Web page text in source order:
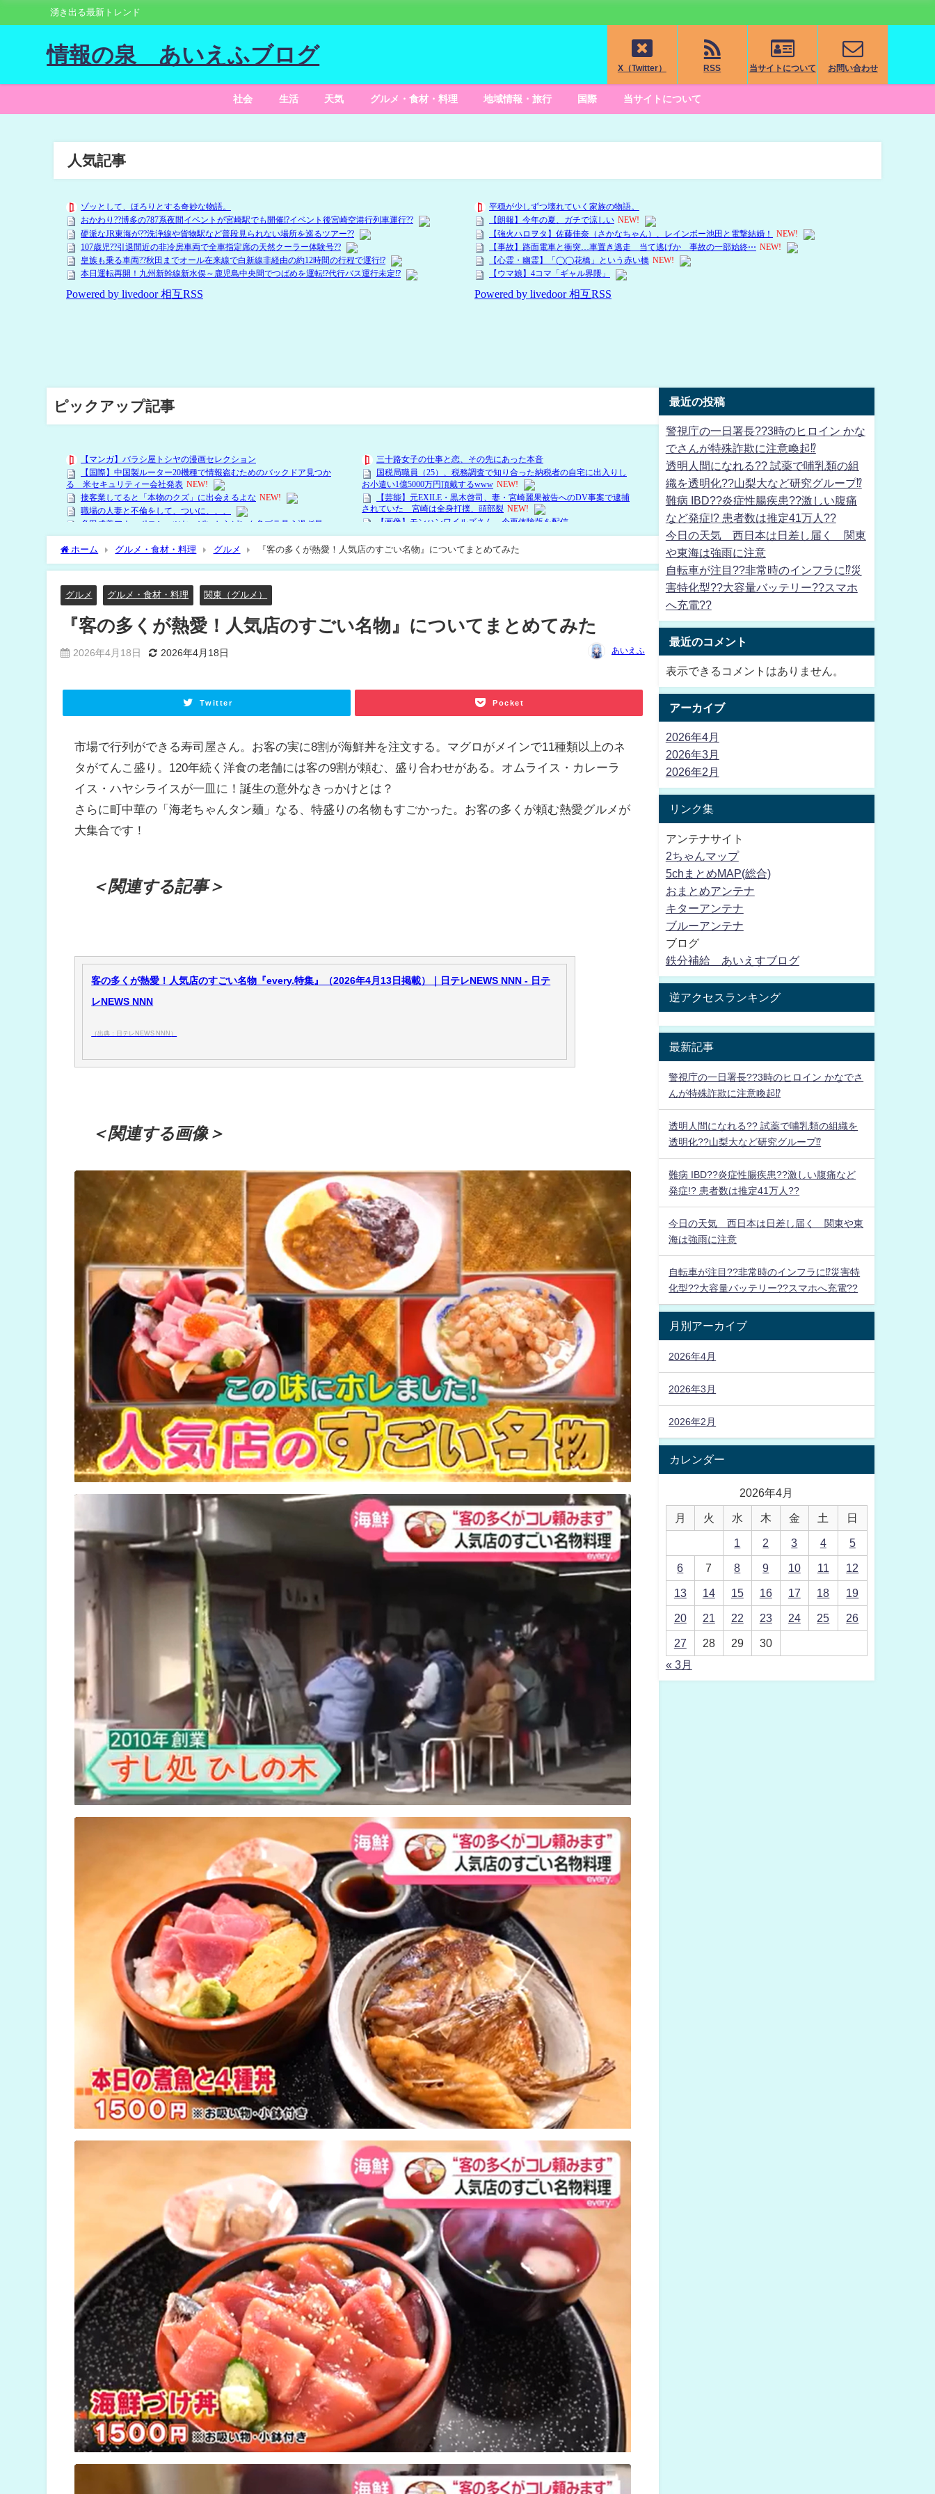
湧き出る最新トレンド
情報の泉 あいえふブログ
X（Twitter） RSS 当サイトについて お問い合わせ
社会 生活 天気 グルメ・食材・料理 地域情報・旅行 国際 当サイトについて
人気記事
ピックアップ記事
ホーム グルメ・食材・料理 グルメ 『客の多くが熱愛！人気店のすごい名物』についてまとめてみた
グルメ グルメ・食材・料理 関東（グルメ）
『客の多くが熱愛！人気店のすごい名物』についてまとめてみた
2026年4月18日 2026年4月18日 あいえふ
Twitter Pocket
市場で行列ができる寿司屋さん。
お客の実に8割が海鮮丼を注文する。マグロがメインで11種類以上のネ
タがてんこ盛り。 120年続く洋食の老舗には客の9割が頼む、盛り合わせがある。オムライス・カレーラ
イス・ハヤシライスが一皿に！誕生の意外なきっかけとは？
さらに町中華の「海老ちゃんタン麺」なる、特盛りの名物もすごかった。
お客の多くが頼む熱愛グルメが
大集合です！
＜関連する記事＞
客の多くが熱愛！人気店のすごい名物『every.特集』（2026年4月13日掲載）｜日テレNEWS NNN - 日テ
レNEWS NNN
（出典：日テレNEWS NNN）
＜関連する画像＞
最近の投稿
警視庁の一日署長??3時のヒロイン かな
でさんが特殊詐欺に注意喚起⁉
透明人間になれる?? 試薬で哺乳類の組
織を透明化??山梨大など研究グループ⁉
難病 IBD??炎症性腸疾患??激しい腹痛
など発症!? 患者数は推定41万人??
今日の天気 西日本は日差し届く 関東
や東海は強雨に注意
自転車が注目??非常時のインフラに⁉災
害特化型??大容量バッテリー??スマホ
へ充電??
最近のコメント
表示できるコメントはありません。
アーカイブ
2026年4月
2026年3月
2026年2月
リンク集
アンテナサイト
2ちゃんマップ
5chまとめMAP(総合)
おまとめアンテナ
キターアンテナ
ブルーアンテナ
ブログ
鉄分補給 あいえすブログ
逆アクセスランキング
最新記事
警視庁の一日署長??3時のヒロイン かなでさ
んが特殊詐欺に注意喚起⁉
透明人間になれる?? 試薬で哺乳類の組織を
透明化??山梨大など研究グループ⁉
難病 IBD??炎症性腸疾患??激しい腹痛など
発症!? 患者数は推定41万人??
今日の天気 西日本は日差し届く 関東や東
海は強雨に注意
自転車が注目??非常時のインフラに⁉災害特
化型??大容量バッテリー??スマホへ充電??
月別アーカイブ
2026年4月
2026年3月
2026年2月
カレンダー
2026年4月
月 火 水 木 金 土 日
1 2 3 4 5
6 7 8 9 10 11 12
13 14 15 16 17 18 19
20 21 22 23 24 25 26
27 28 29
30
« 3月